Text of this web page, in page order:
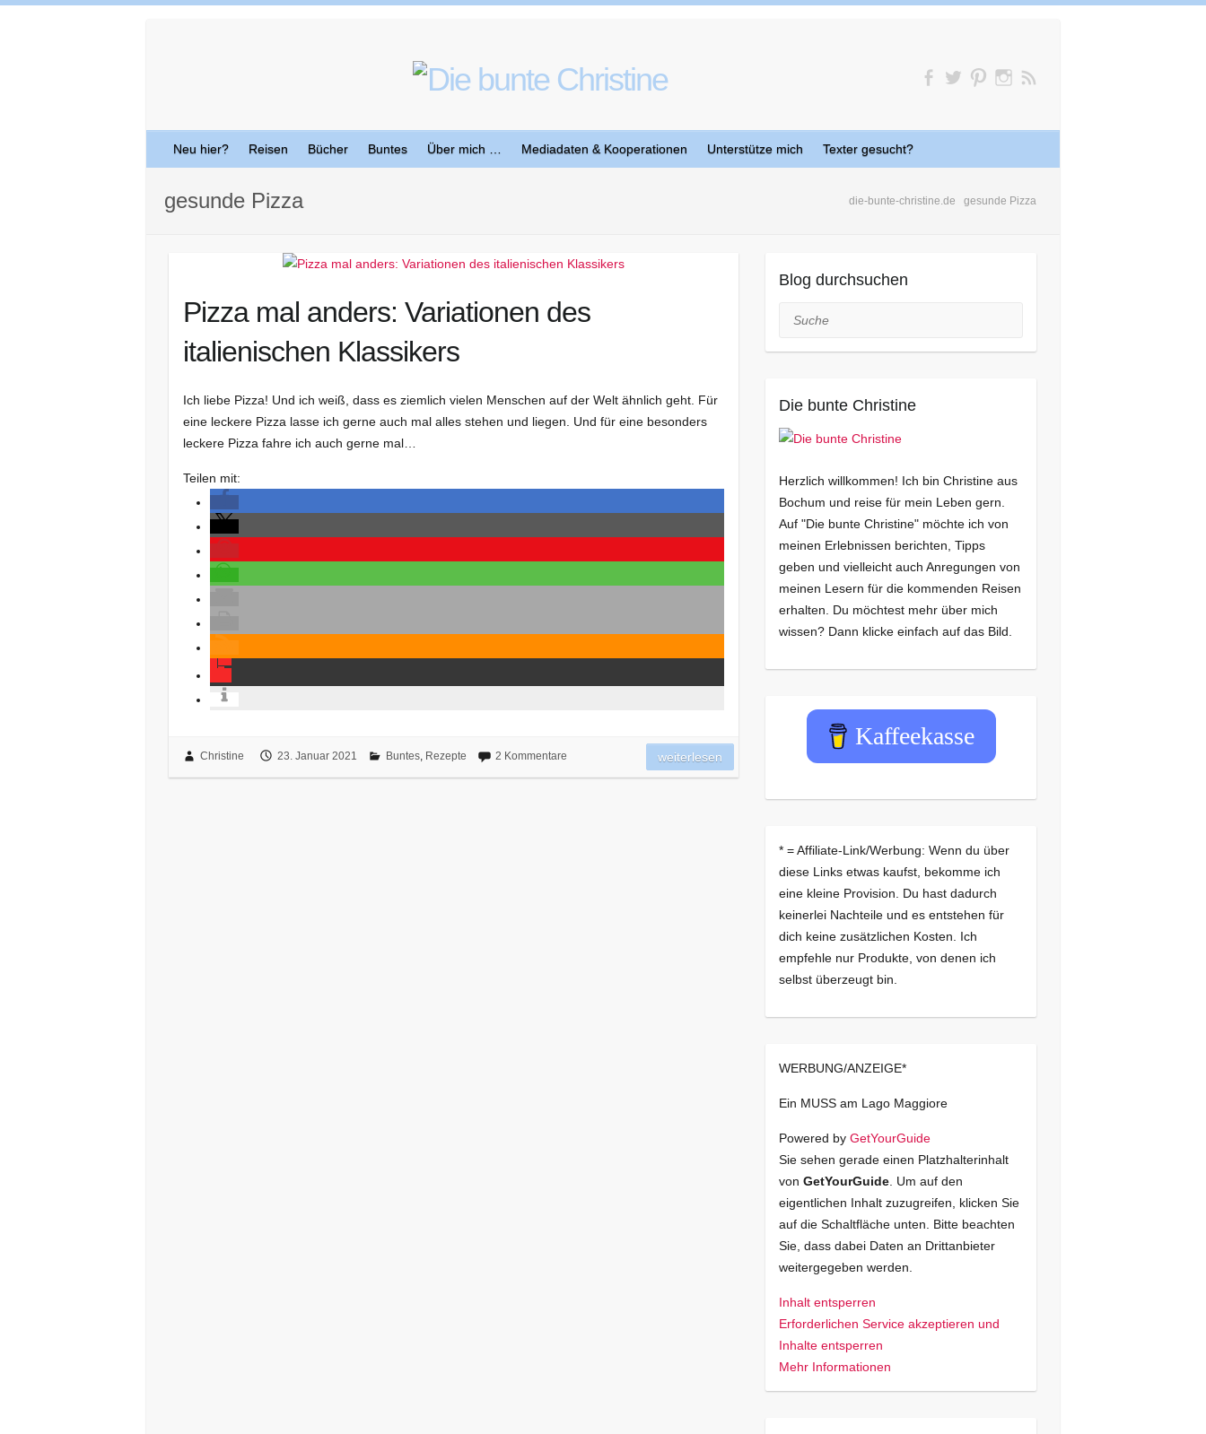
Neu hier? Reisen Bücher Buntes Über mich … Mediadaten & Kooperationen Unterstütze mich Texter gesucht?
die-bunte-christine.de gesunde Pizza
gesunde Pizza
Pizza mal anders: Variationen des
italienischen Klassikers
Ich liebe Pizza! Und ich weiß, dass es ziemlich vielen Menschen auf der Welt ähnlich geht. Für
eine leckere Pizza lasse ich gerne auch mal alles stehen und liegen. Und für eine besonders
leckere Pizza fahre ich auch gerne mal…
Teilen mit:
Christine 23. Januar 2021 Buntes, Rezepte 2 Kommentare weiterlesen
Blog durchsuchen
Suche
Die bunte Christine
Herzlich willkommen! Ich bin Christine aus
Bochum und reise für mein Leben gern.
Auf "Die bunte Christine" möchte ich von
meinen Erlebnissen berichten, Tipps
geben und vielleicht auch Anregungen von
meinen Lesern für die kommenden Reisen
erhalten. Du möchtest mehr über mich
wissen? Dann klicke einfach auf das Bild.
Kaffeekasse
* = Affiliate-Link/Werbung: Wenn du über
diese Links etwas kaufst, bekomme ich
eine kleine Provision. Du hast dadurch
keinerlei Nachteile und es entstehen für
dich keine zusätzlichen Kosten. Ich
empfehle nur Produkte, von denen ich
selbst überzeugt bin.
WERBUNG/ANZEIGE*
Ein MUSS am Lago Maggiore
Powered by GetYourGuide
Sie sehen gerade einen Platzhalterinhalt
von GetYourGuide. Um auf den
eigentlichen Inhalt zuzugreifen, klicken Sie
auf die Schaltfläche unten. Bitte beachten
Sie, dass dabei Daten an Drittanbieter
weitergegeben werden.
Inhalt entsperren
Erforderlichen Service akzeptieren und
Inhalte entsperren
Mehr Informationen